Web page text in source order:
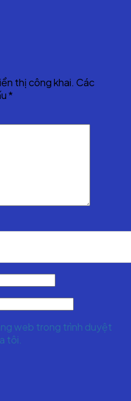
thị công khai. Các
*
web trong trình duyệt
tôi.